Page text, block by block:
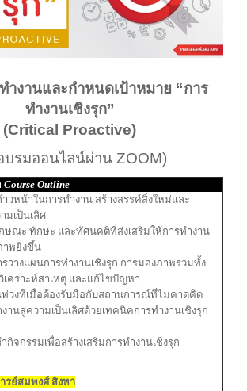
ำงานและกำหนดเป้าหมาย “การ
ทำงานเชิงรุก”
(Critical Proactive)
บรมออนไลน์ผ่าน ZOOM)
Course Outline
าวหน้าในการทำงาน สร้างสรรค์สิ่งใหม่และ
มเป็นเลิศ
ษณะ ทักษะ และทัศนคติที่ส่งเสริมให้การทำงาน
าพยิ่งขึ้น
รวางแผนการทำงานเชิงรุก การมองภาพรวมทั้ง
เคราะห์สาเหตุ และแก้ไขปัญหา
วงทีเมื่อต้องรับมือกับสถานการณ์ที่ไม่คาดคิด
านสู่ความเป็นเลิศด้วยเทคนิคการทำงานเชิงรุก
ำกิจกรรมเพื่อสร้างเสริมการทำงานเชิงรุก
รย์สมพงศ์ สิงหา